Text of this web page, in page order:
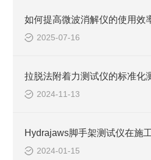
2025-07-16
2024-11-13
2024-01-15